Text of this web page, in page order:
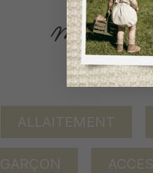
ALLAITEMENT
GARÇON